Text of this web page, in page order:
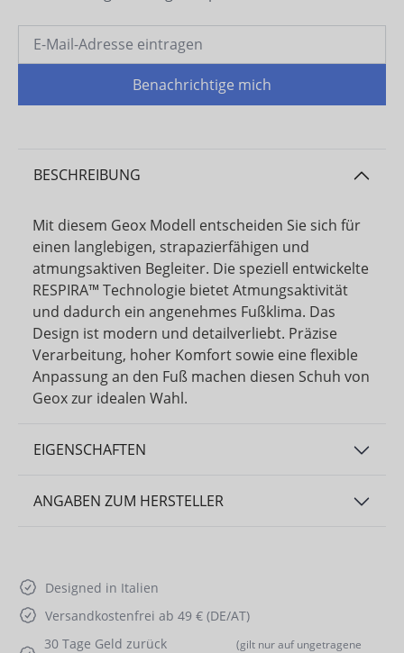
Benachrichtige mich
BESCHREIBUNG
Mit diesem Geox Modell entscheiden Sie sich für
einen langlebigen, strapazierfähigen und
atmungsaktiven Begleiter. Die speziell entwickelte
RESPIRA™ Technologie bietet Atmungsaktivität
und dadurch ein angenehmes Fußklima. Das
Design ist modern und detailverliebt. Präzise
Verarbeitung, hoher Komfort sowie eine flexible
Anpassung an den Fuß machen diesen Schuh von
Geox zur idealen Wahl.
EIGENSCHAFTEN
ANGABEN ZUM HERSTELLER
Designed in Italien
Versandkostenfrei ab 49 € (DE/AT)
30 Tage Geld zurück
(gilt nur auf ungetragene